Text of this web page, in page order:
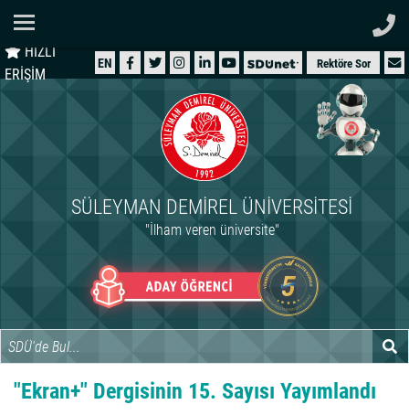
HIZLI
ERİŞİM
EN Rektöre Sor
SÜLEYMAN DEMIREL ÜNIVERSITESI
"İlham veren üniversite"
ÜNİVERSİTEMİZ
İDARİ
ARAŞTIRMA
INTERNATIONAL
"Ekran+" Dergisinin 15. Sayısı Yayımlandı